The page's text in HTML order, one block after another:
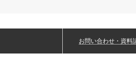
お問い合わせ・資料